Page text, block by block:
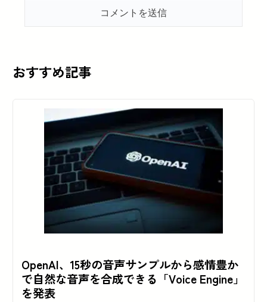
おすすめ記事
OpenAI、15秒の音声サンプルから感情豊か
で自然な音声を合成できる「Voice Engine」
を発表